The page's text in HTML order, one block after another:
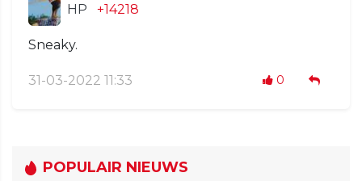
HP +14218
Sneaky.
31-03-2022 11:33 0
POPULAIR NIEUWS